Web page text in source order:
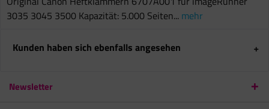
3035 3045 3500 Kapazität: 5.000 Seiten... mehr
Kunden haben sich ebenfalls angesehen
Newsletter